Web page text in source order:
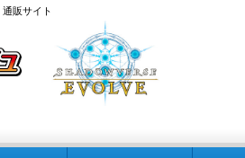
販サイト